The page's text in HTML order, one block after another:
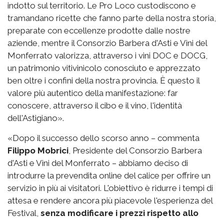
indotto sul territorio. Le Pro Loco custodiscono e
tramandano ricette che fanno parte della nostra storia,
preparate con eccellenze prodotte dalle nostre
aziende, mentre il Consorzio Barbera d'Asti e Vini del
Monferrato valorizza, attraverso i vini DOC e DOCG,
un patrimonio vitivinicolo conosciuto e apprezzato
ben oltre i confini della nostra provincia. È questo il
valore più autentico della manifestazione: far
conoscere, attraverso il cibo e il vino, l'identità
dell'Astigiano».
«Dopo il successo dello scorso anno – commenta
Filippo Mobrici, Presidente del Consorzio Barbera
d'Asti e Vini del Monferrato – abbiamo deciso di
introdurre la prevendita online del calice per offrire un
servizio in più ai visitatori. L'obiettivo è ridurre i tempi di
attesa e rendere ancora più piacevole l'esperienza del
Festival, senza modificare i prezzi rispetto allo